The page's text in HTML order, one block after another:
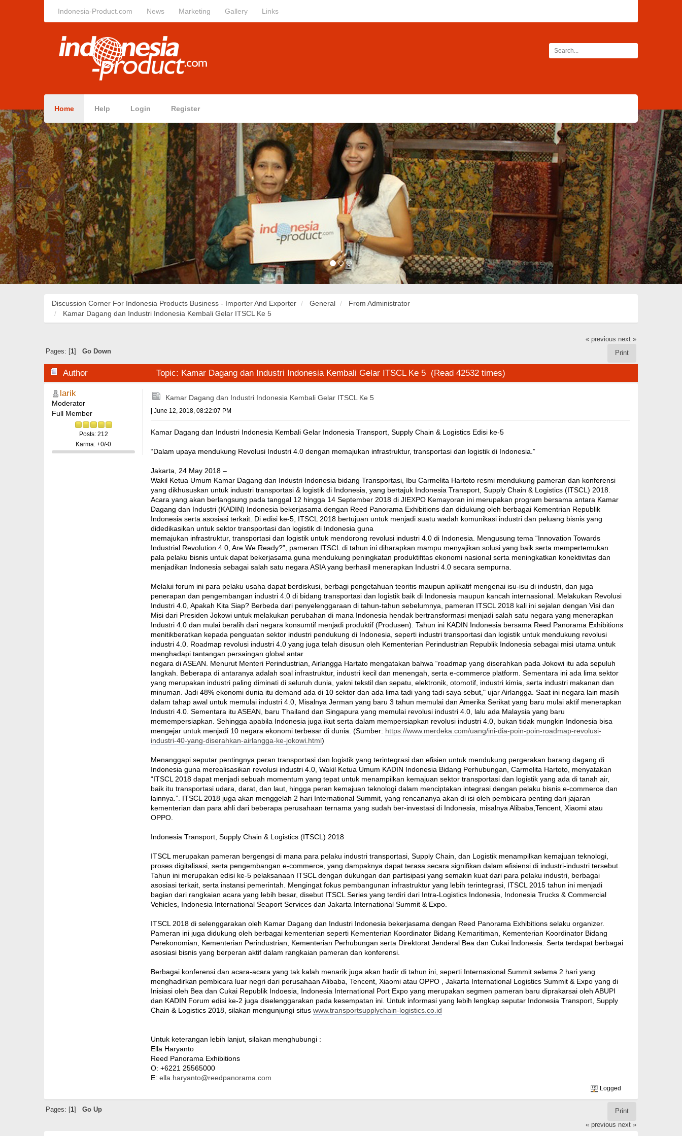
Indonesia-Product.com News Marketing Gallery Links
Home Help Login Register
Discussion Corner For Indonesia Products Business - Importer And Exporter General
From Administrator
Kamar Dagang dan Industri Indonesia Kembali Gelar ITSCL Ke 5
« previous next »
Print
Pages: [ 1] Go Down
Author Topic: Kamar Dagang dan Industri Indonesia Kembali Gelar ITSCL Ke 5 (Read 42532 times)
larik
Moderator
Full Member
Posts: 212
Karma: +0/-0
Kamar Dagang dan Industri Indonesia Kembali Gelar ITSCL Ke 5
June 12, 2018, 08:22:07 PM
Kamar Dagang dan Industri Indonesia Kembali Gelar Indonesia Transport, Supply Chain & Logistics Edisi ke-5
“Dalam upaya mendukung Revolusi Industri 4.0 dengan memajukan infrastruktur, transportasi dan logistik di Indonesia.”
Jakarta, 24 May 2018 –
Wakil Ketua Umum Kamar Dagang dan Industri Indonesia bidang Transportasi, Ibu Carmelita Hartoto resmi mendukung pameran dan konferensi
yang dikhususkan untuk industri transportasi & logistik di Indonesia, yang bertajuk Indonesia Transport, Supply Chain & Logistics (ITSCL) 2018.
Acara yang akan berlangsung pada tanggal 12 hingga 14 September 2018 di JIEXPO Kemayoran ini merupakan program bersama antara Kamar
Dagang dan Industri (KADIN) Indonesia bekerjasama dengan Reed Panorama Exhibitions dan didukung oleh berbagai Kementrian Republik
Indonesia serta asosiasi terkait. Di edisi ke-5, ITSCL 2018 bertujuan untuk menjadi suatu wadah komunikasi industri dan peluang bisnis yang
didedikasikan untuk sektor transportasi dan logistik di Indonesia guna
memajukan infrastruktur, transportasi dan logistik untuk mendorong revolusi industri 4.0 di Indonesia. Mengusung tema “Innovation Towards
Industrial Revolution 4.0, Are We Ready?”, pameran ITSCL di tahun ini diharapkan mampu menyajikan solusi yang baik serta mempertemukan
pala pelaku bisnis untuk dapat bekerjasama guna mendukung peningkatan produktifitas ekonomi nasional serta meningkatkan konektivitas dan
menjadikan Indonesia sebagai salah satu negara ASIA yang berhasil menerapkan Industri 4.0 secara sempurna.
Melalui forum ini para pelaku usaha dapat berdiskusi, berbagi pengetahuan teoritis maupun aplikatif mengenai isu-isu di industri, dan juga
penerapan dan pengembangan industri 4.0 di bidang transportasi dan logistik baik di Indonesia maupun kancah internasional. Melakukan Revolusi
Industri 4.0, Apakah Kita Siap? Berbeda dari penyelenggaraan di tahun-tahun sebelumnya, pameran ITSCL 2018 kali ini sejalan dengan Visi dan
Misi dari Presiden Jokowi untuk melakukan perubahan di mana Indonesia hendak bertransformasi menjadi salah satu negara yang menerapkan
Industri 4.0 dan mulai beralih dari negara konsumtif menjadi produktif (Produsen). Tahun ini KADIN Indonesia bersama Reed Panorama Exhibitions
menitikberatkan kepada penguatan sektor industri pendukung di Indonesia, seperti industri transportasi dan logistik untuk mendukung revolusi
industri 4.0. Roadmap revolusi industri 4.0 yang juga telah disusun oleh Kementerian Perindustrian Republik Indonesia sebagai misi utama untuk
menghadapi tantangan persaingan global antar
negara di ASEAN. Menurut Menteri Perindustrian, Airlangga Hartato mengatakan bahwa “roadmap yang diserahkan pada Jokowi itu ada sepuluh
langkah. Beberapa di antaranya adalah soal infrastruktur, industri kecil dan menengah, serta e-commerce platform. Sementara ini ada lima sektor
yang merupakan industri paling diminati di seluruh dunia, yakni tekstil dan sepatu, elektronik, otomotif, industri kimia, serta industri makanan dan
minuman. Jadi 48% ekonomi dunia itu demand ada di 10 sektor dan ada lima tadi yang tadi saya sebut," ujar Airlangga. Saat ini negara lain masih
dalam tahap awal untuk memulai industri 4.0, Misalnya Jerman yang baru 3 tahun memulai dan Amerika Serikat yang baru mulai aktif menerapkan
Industri 4.0. Sementara itu ASEAN, baru Thailand dan Singapura yang memulai revolusi industri 4.0, lalu ada Malaysia yang baru
memempersiapkan. Sehingga apabila Indonesia juga ikut serta dalam mempersiapkan revolusi industri 4.0, bukan tidak mungkin Indonesia bisa
mengejar untuk menjadi 10 negara ekonomi terbesar di dunia. (Sumber: https://www.merdeka.com/uang/ini-dia-poin-poin-roadmap-revolusi-
industri-40-yang-diserahkan-airlangga-ke-jokowi.html)
Menanggapi seputar pentingnya peran transportasi dan logistik yang terintegrasi dan efisien untuk mendukung pergerakan barang dagang di
Indonesia guna merealisasikan revolusi industri 4.0, Wakil Ketua Umum KADIN Indonesia Bidang Perhubungan, Carmelita Hartoto, menyatakan
“ITSCL 2018 dapat menjadi sebuah momentum yang tepat untuk menampilkan kemajuan sektor transportasi dan logistik yang ada di tanah air,
baik itu transportasi udara, darat, dan laut, hingga peran kemajuan teknologi dalam menciptakan integrasi dengan pelaku bisnis e-commerce dan
lainnya.”. ITSCL 2018 juga akan menggelah 2 hari International Summit, yang rencananya akan di isi oleh pembicara penting dari jajaran
kementerian dan para ahli dari beberapa perusahaan ternama yang sudah ber-investasi di Indonesia, misalnya Alibaba,Tencent, Xiaomi atau
OPPO.
Indonesia Transport, Supply Chain & Logistics (ITSCL) 2018
ITSCL merupakan pameran bergengsi di mana para pelaku industri transportasi, Supply Chain, dan Logistik menampilkan kemajuan teknologi,
proses digitalisasi, serta pengembangan e-commerce, yang dampaknya dapat terasa secara signifikan dalam efisiensi di industri-industri tersebut.
Tahun ini merupakan edisi ke-5 pelaksanaan ITSCL dengan dukungan dan partisipasi yang semakin kuat dari para pelaku industri, berbagai
asosiasi terkait, serta instansi pemerintah. Mengingat fokus pembangunan infrastruktur yang lebih terintegrasi, ITSCL 2015 tahun ini menjadi
bagian dari rangkaian acara yang lebih besar, disebut ITSCL Series yang terdiri dari Intra-Logistics Indonesia, Indonesia Trucks & Commercial
Vehicles, Indonesia International Seaport Services dan Jakarta International Summit & Expo.
ITSCL 2018 di selenggarakan oleh Kamar Dagang dan Industri Indonesia bekerjasama dengan Reed Panorama Exhibitions selaku organizer.
Pameran ini juga didukung oleh berbagai kementerian seperti Kementerian Koordinator Bidang Kemaritiman, Kementerian Koordinator Bidang
Perekonomian, Kementerian Perindustrian, Kementerian Perhubungan serta Direktorat Jenderal Bea dan Cukai Indonesia. Serta terdapat berbagai
asosiasi bisnis yang berperan aktif dalam rangkaian pameran dan konferensi.
Berbagai konferensi dan acara-acara yang tak kalah menarik juga akan hadir di tahun ini, seperti Internasional Summit selama 2 hari yang
menghadirkan pembicara luar negri dari perusahaan Alibaba, Tencent, Xiaomi atau OPPO , Jakarta International Logistics Summit & Expo yang di
Inisiasi oleh Bea dan Cukai Republik Indoesia, Indonesia International Port Expo yang merupakan segmen pameran baru diprakarsai oleh ABUPI
dan KADIN Forum edisi ke-2 juga diselenggarakan pada kesempatan ini. Untuk informasi yang lebih lengkap seputar Indonesia Transport, Supply
Chain & Logistics 2018, silakan mengunjungi situs www.transportsupplychain-logistics.co.id
Untuk keterangan lebih lanjut, silakan menghubungi :
Ella Haryanto
Reed Panorama Exhibitions
O: +6221 25565000
E: ella.haryanto@reedpanorama.com
Logged
Print
Pages: [ 1] Go Up
« previous next »